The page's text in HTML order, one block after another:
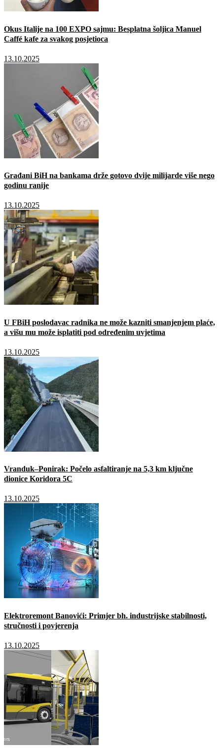
Okus Italije na 100 EXPO sajmu: Besplatna šoljica Manuel
Caffé kafe za svakog posjetioca
13.10.2025
Građani BiH na bankama drže gotovo dvije milijarde više nego
godinu ranije
13.10.2025
U FBiH poslodavac radnika ne može kazniti smanjenjem plaće,
a višu mu može isplatiti pod određenim uvjetima
13.10.2025
Vranduk–Ponirak: Počelo asfaltiranje na 5,3 km ključne
dionice Koridora 5C
13.10.2025
Elektroremont Banovići: Primjer bh. industrijske stabilnosti,
stručnosti i povjerenja
13.10.2025